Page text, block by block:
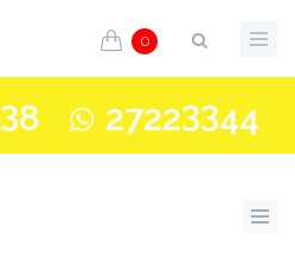
0
38 27223344